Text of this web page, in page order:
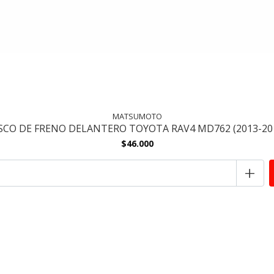
MATSUMOTO
DE FRENO DELANTERO TOYOTA RAV4 MD762 (2013-
$46.000
+